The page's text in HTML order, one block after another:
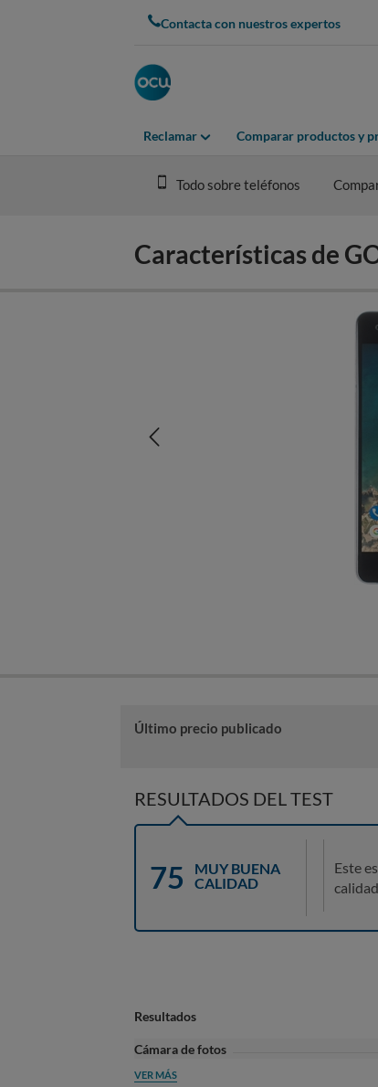
Contacta con nuestros expertos
Reclamar Comparar productos y
Todo sobre teléfonos
Características de
Último precio publicado
RESULTADOS DEL TEST
75
MUY BUENA
CALIDAD
Este
Resultados
Cámara de fotos
VER MÁS